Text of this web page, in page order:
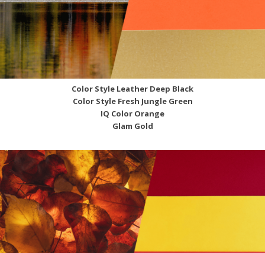
Color Style Leather Deep Black
Color Style Fresh Jungle Green
IQ Color Orange
Glam Gold